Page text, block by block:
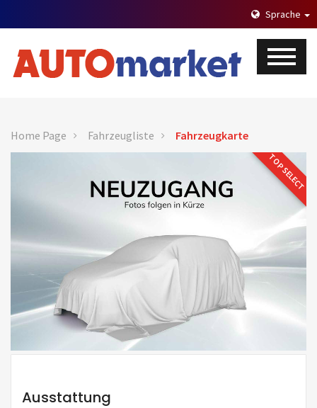
Sprache
Home Page Fahrzeugliste Fahrzeugkarte
TOP SELECT
Ausstattung